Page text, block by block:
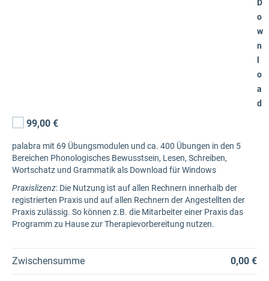
D
o
w
n
o
a
d
99,00 €
palabra mit 69 Übungsmodulen und ca. 400 Übungen in den 5
Bereichen Phonologisches Bewusstsein, Lesen, Schreiben,
Wortschatz und Grammatik als Download für Windows
Praxislizenz: Die Nutzung ist auf allen Rechnern innerhalb der
registrierten Praxis und auf allen Rechnern der Angestellten der
Praxis zulässig. So können z.B. die Mitarbeiter einer Praxis das
Programm zu Hause zur Therapievorbereitung nutzen.
Zwischensumme 0,00 €